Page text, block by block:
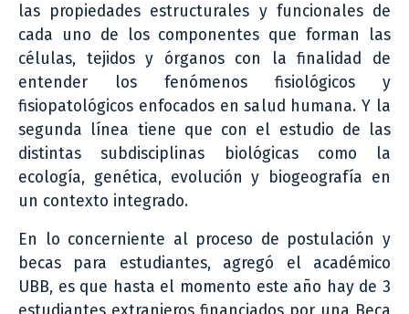
las propiedades estructurales y funcionales de
cada uno de los componentes que forman las
células, tejidos y órganos con la finalidad de
entender los fenómenos fisiológicos y
fisiopatológicos enfocados en salud humana. Y la
segunda línea tiene que con el estudio de las
distintas subdisciplinas biológicas como la
ecología, genética, evolución y biogeografía en
un contexto integrado.
En lo concerniente al proceso de postulación y
becas para estudiantes, agregó el académico
UBB, es que hasta el momento este año hay de 3